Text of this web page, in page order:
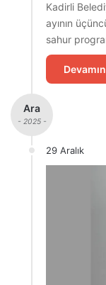
Kadirli
ayının
sahur
Ara
- 2025 -
29 Aralık